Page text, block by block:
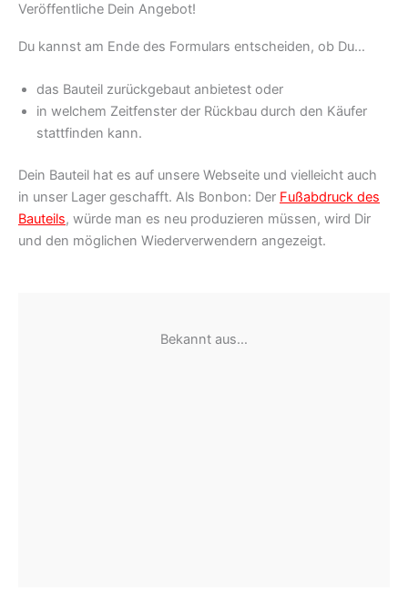
Veröffentliche Dein Angebot!
Du kannst am Ende des Formulars entscheiden, ob Du…
das Bauteil zurückgebaut anbietest oder
in welchem Zeitfenster der Rückbau durch den Käufer
stattfinden kann.
Dein Bauteil hat es auf unsere Webseite und vielleicht auch
in unser Lager geschafft. Als Bonbon: Der Fußabdruck des
Bauteils, würde man es neu produzieren müssen, wird Dir
und den möglichen Wiederverwendern angezeigt.
Bekannt aus…